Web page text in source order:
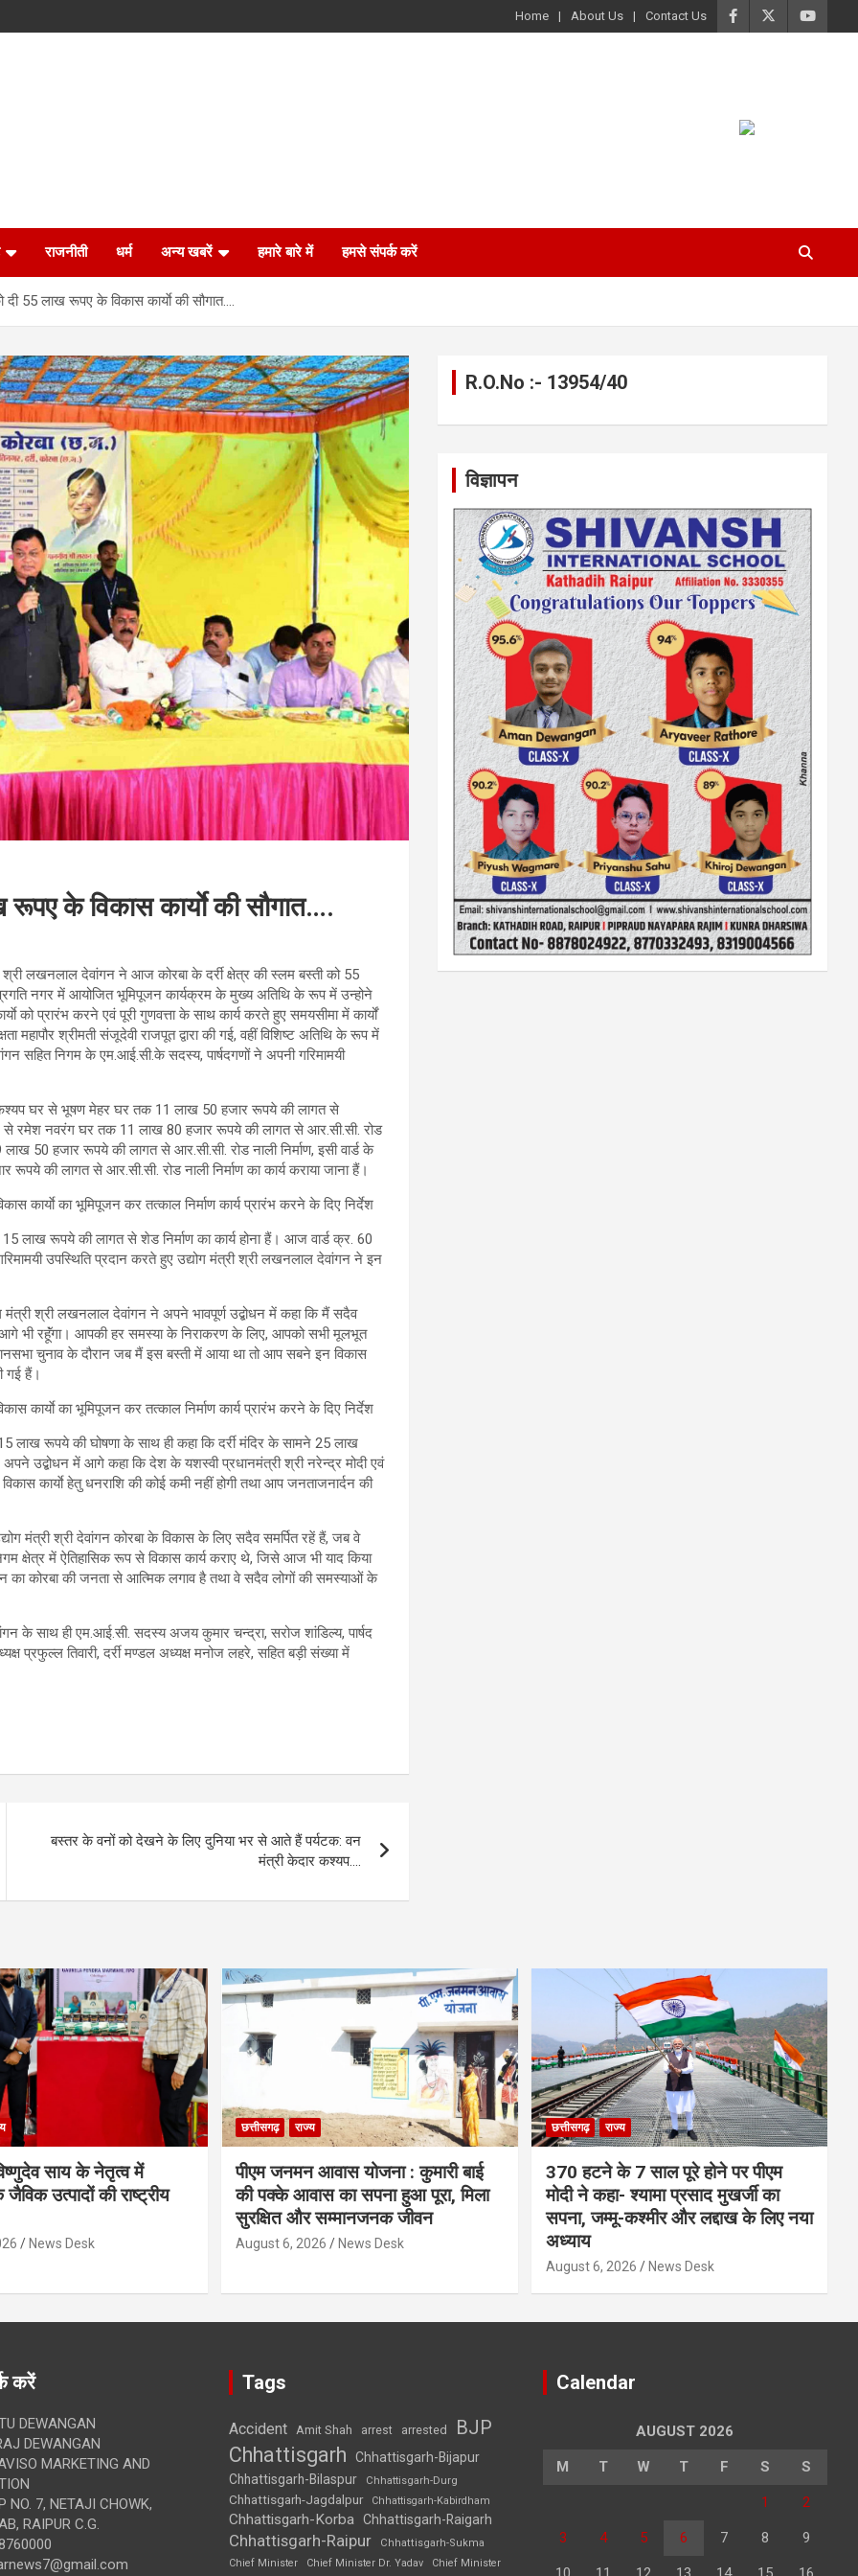
Home About Us Contact Us
राजनीती धर्म अन्य खबरें हमारे बारे में हमसे संपर्क करें
दी 55 लाख रूपए के विकास कार्याे की सौगात….
रूपए के विकास कार्याे की सौगात….
लखनलाल देवांगन ने आज कोरबा के दर्री क्षेत्र की स्लम बस्ती को 55
नगर में आयोजित भूमिपूजन कार्यक्रम के मुख्य अतिथि के रूप में उन्होने
को प्रारंभ करने एवं पूरी गुणवत्ता के साथ कार्य करते हुए समयसीमा में कार्यों
महापौर श्रीमती संजूदेवी राजपूत द्वारा की गई, वहीं विशिष्ट अतिथि के रूप में
सहित निगम के एम.आई.सी.के सदस्य, पार्षदगणों ने अपनी गरिमामयी
डॉ.कश्यप घर से भूषण मेहर घर तक 11 लाख 50 हजार रूपये की लागत से
से रमेश नवरंग घर तक 11 लाख 80 हजार रूपये की लागत से आर.सी.सी. रोड
50 हजार रूपये की लागत से आर.सी.सी. रोड नाली निर्माण, इसी वार्ड के
की लागत से आर.सी.सी. रोड नाली निर्माण का कार्य कराया जाना हैं।
लाख रूपये की लागत से शेड निर्माण का कार्य होना हैं। आज वार्ड क्र. 60
उपस्थिति प्रदान करते हुए उद्योग मंत्री श्री लखनलाल देवांगन ने इन
मंत्री श्री लखनलाल देवांगन ने अपने भावपूर्ण उद्बोधन में कहा कि मैं सदैव
भी रहूॅंगा। आपकी हर समस्या के निराकरण के लिए, आपको सभी मूलभूत
चुनाव के दौरान जब मैं इस बस्ती में आया था तो आप सबने इन विकास
गई हैं।
लाख रूपये की घोषणा के साथ ही कहा कि दर्री मंदिर के सामने 25 लाख
उद्बोधन में आगे कहा कि देश के यशस्वी प्रधानमंत्री श्री नरेन्द्र मोदी एवं
कार्याे हेतु धनराशि की कोई कमी नहीं होगी तथा आप जनताजनार्दन की
मंत्री श्री देवांगन कोरबा के विकास के लिए सदैव समर्पित रहें हैं, जब वे
क्षेत्र में ऐतिहासिक रूप से विकास कार्य कराए थे, जिसे आज भी याद किया
का कोरबा की जनता से आत्मिक लगाव है तथा वे सदैव लोगों की समस्याओं के
के साथ ही एम.आई.सी. सदस्य अजय कुमार चन्द्रा, सरोज शांडिल्य, पार्षद
प्रफुल्ल तिवारी, दर्री मण्डल अध्यक्ष मनोज लहरे, सहित बड़ी संख्या में
बस्तर के वनों को देखने के लिए दुनिया भर से आते हैं पर्यटक: वन
मंत्री केदार कश्यप….
R.O.No :- 13954/40
विज्ञापन
साय के नेतृत्व में
उत्पादों की राष्ट्रीय
News Desk
छत्तीसगढ़ राज्य
पीएम जनमन आवास योजना : कुमारी बाई
की पक्के आवास का सपना हुआ पूरा, मिला
सुरक्षित और सम्मानजनक जीवन
August 6, 2026 News Desk
छत्तीसगढ़ राज्य
370 हटने के 7 साल पूरे होने पर पीएम
मोदी ने कहा- श्यामा प्रसाद मुखर्जी का
सपना, जम्मू-कश्मीर और लद्दाख के लिए नया
अध्याय
August 6, 2026 News Desk
करें
DEWANGAN
DEWANGAN
MARKETING AND
NO. 7, NETAJI CHOWK,
RAIPUR C.G.
Tags
Accident Amit Shah arrest arrested BJP
Chhattisgarh
Chhattisgarh-Bijapur
Chhattisgarh-Bilaspur
Chhattisgarh-Durg
Chhattisgarh-Jagdalpur Chhattisgarh-Kabirdham
Chhattisgarh-Korba Chhattisgarh-Raigarh
Chhattisgarh-Raipur
Chhattisgarh-Sukma
Chief Minister
Chief Minister Dr. Yadav Chief Minister
Calendar
AUGUST 2026
M T W T F S S
1 2
3 4 5 6 7 8 9